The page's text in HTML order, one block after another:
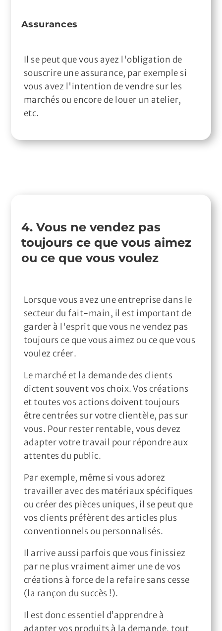
Assurances
Il se peut que vous ayez l'obligation de
souscrire une assurance, par exemple si
vous avez l'intention de vendre sur les
marchés ou encore de louer un atelier,
etc.
4. Vous ne vendez pas
toujours ce que vous aimez
ou ce que vous voulez
Lorsque vous avez une entreprise dans le
secteur du fait-main, il est important de
garder à l'esprit que vous ne vendez pas
toujours ce que vous aimez ou ce que vous
voulez créer.
Le marché et la demande des clients
dictent souvent vos choix. Vos créations
et toutes vos actions doivent toujours
être centrées sur votre clientèle, pas sur
vous. Pour rester rentable, vous devez
adapter votre travail pour répondre aux
attentes du public.
Par exemple, même si vous adorez
travailler avec des matériaux spécifiques
ou créer des pièces uniques, il se peut que
vos clients préfèrent des articles plus
conventionnels ou personnalisés.
Il arrive aussi parfois que vous finissiez
par ne plus vraiment aimer une de vos
créations à force de la refaire sans cesse
(la rançon du succès !).
Il est donc essentiel d’apprendre à
adapter vos produits à la demande, tout